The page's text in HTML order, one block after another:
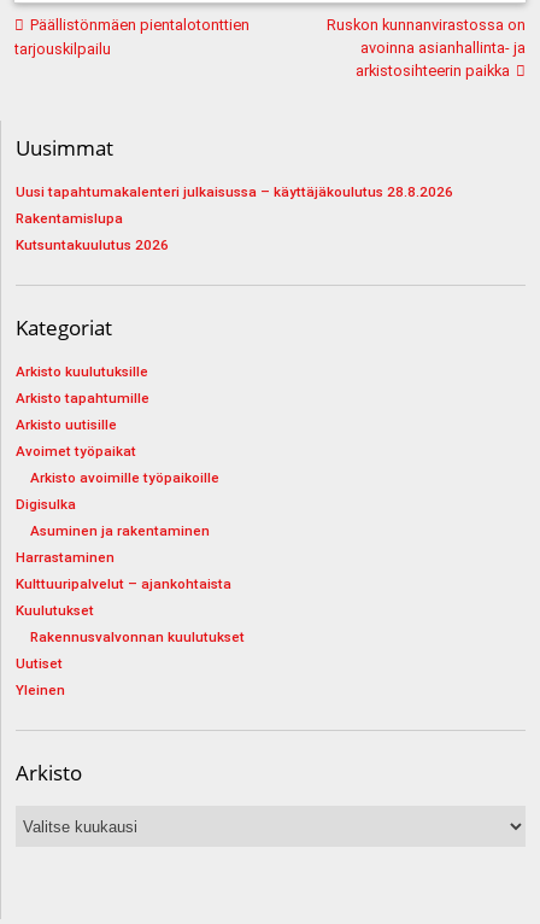
Artikkelien
selaus
Päällistönmäen pientalotonttien
tarjouskilpailu
Ruskon kunnanvirastossa on
avoinna asianhallinta- ja
arkistosihteerin paikka
Uusimmat
Uusi tapahtumakalenteri julkaisussa – käyttäjäkoulutus 28.8.2026
Rakentamislupa
Kutsuntakuulutus 2026
Kategoriat
Arkisto kuulutuksille
Arkisto tapahtumille
Arkisto uutisille
Avoimet työpaikat
Arkisto avoimille työpaikoille
Digisulka
Asuminen ja rakentaminen
Harrastaminen
Kulttuuripalvelut – ajankohtaista
Kuulutukset
Rakennusvalvonnan kuulutukset
Uutiset
Yleinen
Arkisto
Arkisto